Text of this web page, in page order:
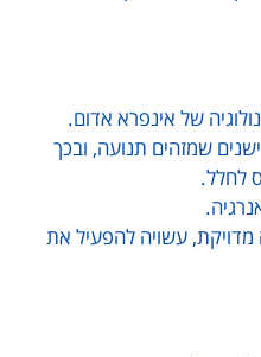
של אינפרא אדום.
שמזהים תנועה, ובכך
לחלל.
עשויה להפעיל את